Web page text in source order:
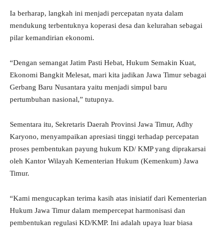
Ia berharap, langkah ini menjadi percepatan nyata dalam
mendukung terbentuknya koperasi desa dan kelurahan sebagai
pilar kemandirian ekonomi.
“Dengan semangat Jatim Pasti Hebat, Hukum Semakin Kuat,
Ekonomi Bangkit Melesat, mari kita jadikan Jawa Timur sebagai
Gerbang Baru Nusantara yaitu menjadi simpul baru
pertumbuhan nasional,” tutupnya.
Sementara itu, Sekretaris Daerah Provinsi Jawa Timur, Adhy
Karyono, menyampaikan apresiasi tinggi terhadap percepatan
proses pembentukan payung hukum KD/ KMP yang diprakarsai
oleh Kantor Wilayah Kementerian Hukum (Kemenkum) Jawa
Timur.
“Kami mengucapkan terima kasih atas inisiatif dari Kementerian
Hukum Jawa Timur dalam mempercepat harmonisasi dan
pembentukan regulasi KD/KMP. Ini adalah upaya luar biasa